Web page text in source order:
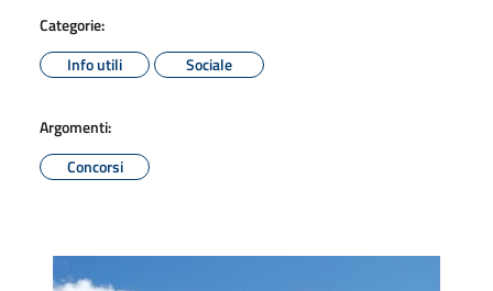
Categorie:
Info utili
Sociale
Argomenti:
Concorsi